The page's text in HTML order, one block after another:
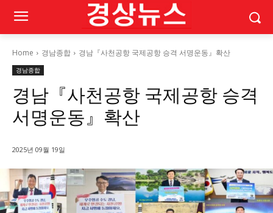
Home 경남종합 경남『사천공항 국제공항 승격 서명운동』확산
경남종합
경남『사천공항 국제공항 승격
서명운동』확산
2025년 09월 19일